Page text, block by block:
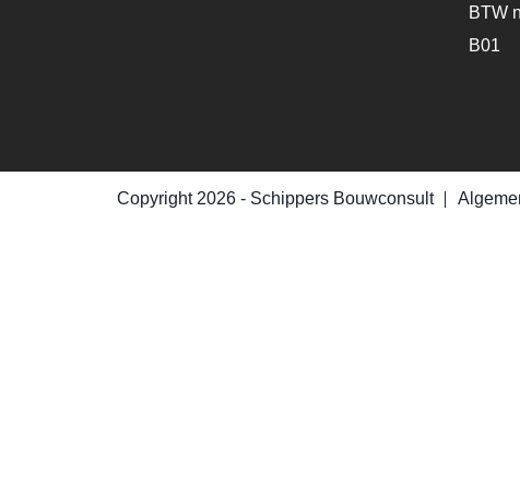
BTW
B01
Copyright 2026 - Schippers Bouwconsult